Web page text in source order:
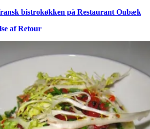
bistrokøkken på Restaurant Oubæk
af Retour